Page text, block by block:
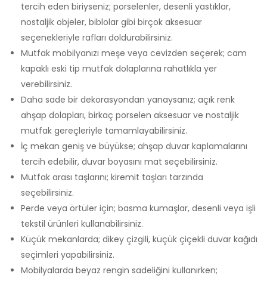
tercih eden biriyseniz; porselenler, desenli yastıklar,
nostaljik objeler, biblolar gibi birçok aksesuar
seçenekleriyle rafları doldurabilirsiniz.
Mutfak mobilyanızı meşe veya cevizden seçerek; cam
kapaklı eski tip mutfak dolaplarına rahatlıkla yer
verebilirsiniz.
Daha sade bir dekorasyondan yanaysanız; açık renk
ahşap dolapları, birkaç porselen aksesuar ve nostaljik
mutfak gereçleriyle tamamlayabilirsiniz.
İç mekan geniş ve büyükse; ahşap duvar kaplamalarını
tercih edebilir, duvar boyasını mat seçebilirsiniz.
Mutfak arası taşlarını; kiremit taşları tarzında
seçebilirsiniz.
Perde veya örtüler için; basma kumaşlar, desenli veya işli
tekstil ürünleri kullanabilirsiniz.
Küçük mekanlarda; dikey çizgili, küçük çiçekli duvar kağıdı
seçimleri yapabilirsiniz.
Mobilyalarda beyaz rengin sadeliğini kullanırken;